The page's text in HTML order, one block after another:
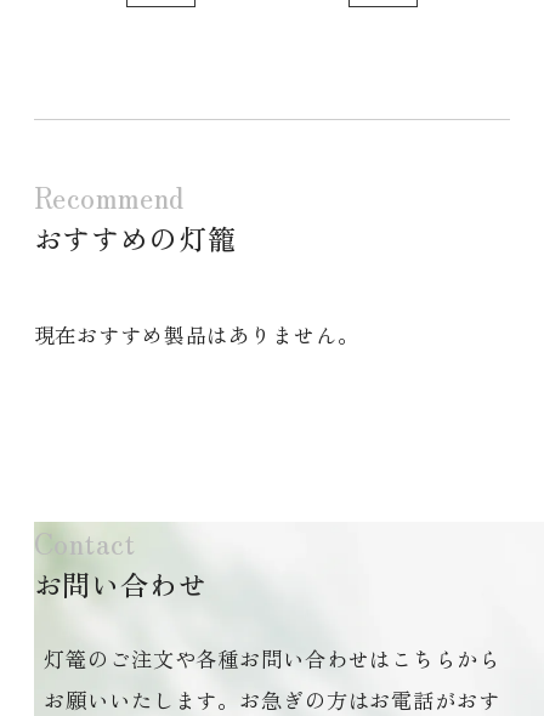
Recommend
おすすめの灯籠
現在おすすめ製品はありません。
Contact
お問い合わせ
灯篭のご注文や各種お問い合わせはこちらから
お願いいたします。お急ぎの方はお電話がおす